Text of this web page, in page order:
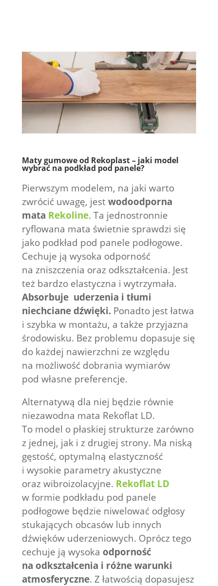
Maty gumowe od Rekoplast – jaki model
wybrać na podkład pod panele?
Pierwszym modelem, na jaki warto
zwrócić uwagę, jestwodoodporna
mata Rekoline. Ta jednostronnie
ryflowana mata świetnie sprawdzi się
jako podkład pod panele podłogowe.
Cechuje ją wysoka odporność
na zniszczenia oraz odkształcenia. Jest
też bardzo elastyczna i wytrzymała.
Absorbuje uderzenia i tłumi
niechciane dźwięki.Ponadto jest łatwa
i szybka w montażu, a także przyjazna
środowisku. Bez problemu dopasuje się
do każdej nawierzchni ze względu
na możliwość dobrania wymiarów
pod własne preferencje.
Alternatywą dla niej będzie równie
niezawodna mata Rekoflat LD.
To model o płaskiej strukturze zarówno
z jednej, jak i z drugiej strony. Ma niską
gęstość, optymalną elastyczność
i wysokie parametry akustyczne
oraz wibroizolacyjne. Rekoflat LD
w formie podkładu pod panele
podłogowe będzie niwelować odgłosy
stukających obcasów lub innych
dźwięków uderzeniowych. Oprócz tego
cechuje ją wysoka odporność
na odkształcenia i różne warunki
atmosferyczne. Z łatwością dopasujesz